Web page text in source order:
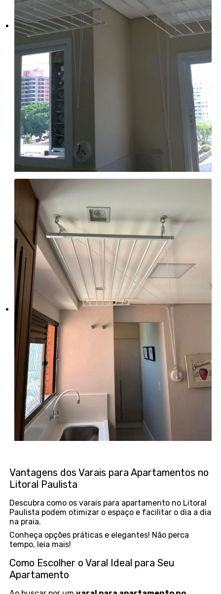
Vantagens dos Varais para Apartamentos no
Litoral Paulista
Descubra como os varais para apartamento no Litoral
Paulista podem otimizar o espaço e facilitar o dia a dia
na praia.
Conheça opções práticas e elegantes! Não perca
tempo, leia mais!
Como Escolher o Varal Ideal para Seu
Apartamento